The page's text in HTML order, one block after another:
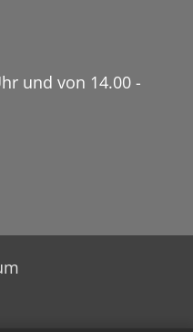
und von 14.00 -